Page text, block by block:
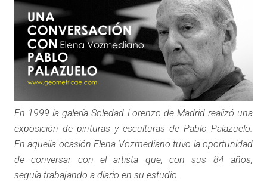
En 1999 la galería Soledad Lorenzo de Madrid realizó una
exposición de pinturas y esculturas de Pablo Palazuelo.
En aquella ocasión Elena Vozmediano tuvo la oportunidad
de conversar con el artista que, con sus 84 años,
seguía trabajando a diario en su estudio.